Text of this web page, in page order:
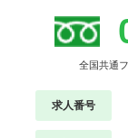
全国共通
求人番号